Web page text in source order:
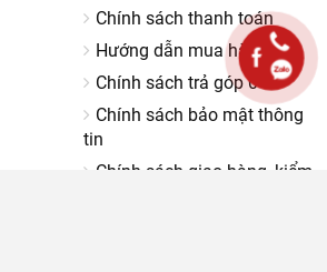
Chính sách thanh toán
Hướng dẫn mua hàng
Chính sách trả góp 0%
Chính sách bảo mật thông
tin
Chính sách giao hàng, kiểm